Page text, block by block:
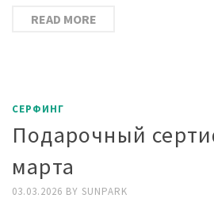
READ MORE
СЕРФИНГ
Подарочный
марта
03.03.2026 BY SUNPARK